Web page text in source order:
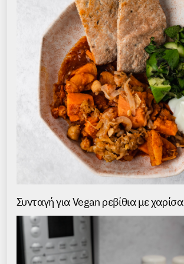
Συνταγή για Vegan ρεβίθια με χαρίσα